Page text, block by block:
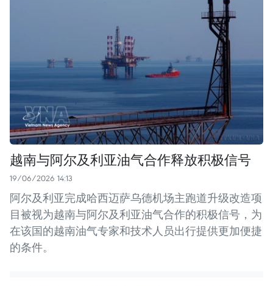
越南与阿尔及利亚油气合作释放积极信号
19/06/2026 14:13
阿尔及利亚完成哈西迈萨乌德机场主跑道升级改造项
目被视为越南与阿尔及利亚油气合作的积极信号，为
在该国的越南油气专家和技术人员出行提供更加便捷
的条件。